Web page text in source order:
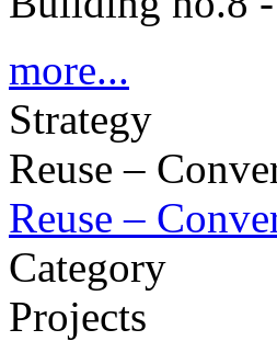
more...
Strategy
Reuse –
Reuse –
Category
Projects